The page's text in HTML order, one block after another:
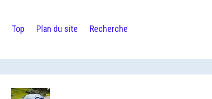
Top Plan du site Recherche